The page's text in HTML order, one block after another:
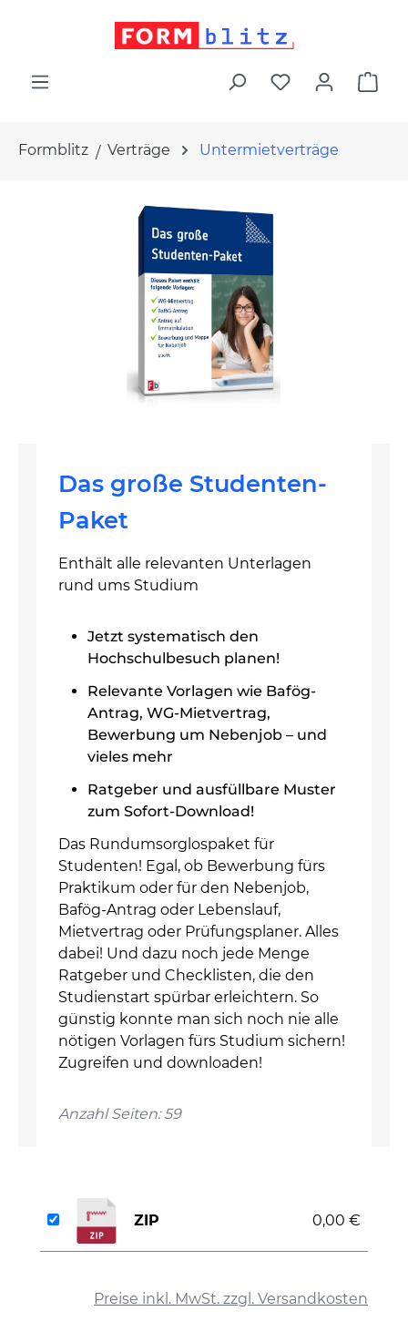
Formblitz Verträge Untermietverträge
Das große Studenten-
Paket
Enthält alle relevanten Unterlagen
rund ums Studium
Jetzt systematisch den
Hochschulbesuch planen!
Relevante Vorlagen wie Bafög-
Antrag, WG-Mietvertrag,
Bewerbung um Nebenjob – und
vieles mehr
Ratgeber und ausfüllbare Muster
zum Sofort-Download!
Das Rundumsorglospaket für
Studenten! Egal, ob Bewerbung fürs
Praktikum oder für den Nebenjob,
Bafög-Antrag oder Lebenslauf,
Mietvertrag oder Prüfungsplaner. Alles
dabei! Und dazu noch jede Menge
Ratgeber und Checklisten, die den
Studienstart spürbar erleichtern. So
günstig konnte man sich noch nie alle
nötigen Vorlagen fürs Studium sichern!
Zugreifen und downloaden!
Anzahl Seiten: 59
Preise inkl. MwSt. zzgl. Versandkosten
ZIP 0,00 €